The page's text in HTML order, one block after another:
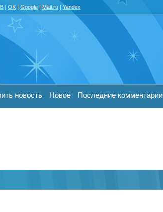
| OK | Google | Mail.ru | Yandex
новость Новое Последние комментарии